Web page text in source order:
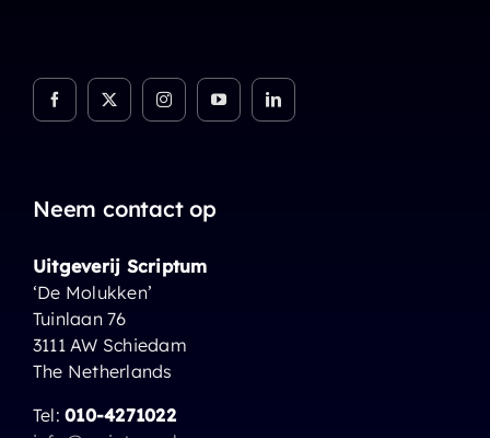
Neem contact op
Uitgeverij Scriptum
‘De Molukken’
Tuinlaan 76
3111 AW Schiedam
The Netherlands
Tel:010-4271022